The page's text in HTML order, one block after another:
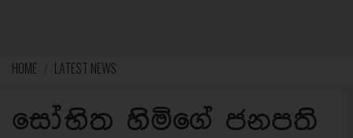
HOME LATEST NEWS
සෝභිත හිමිගේ ජනපති